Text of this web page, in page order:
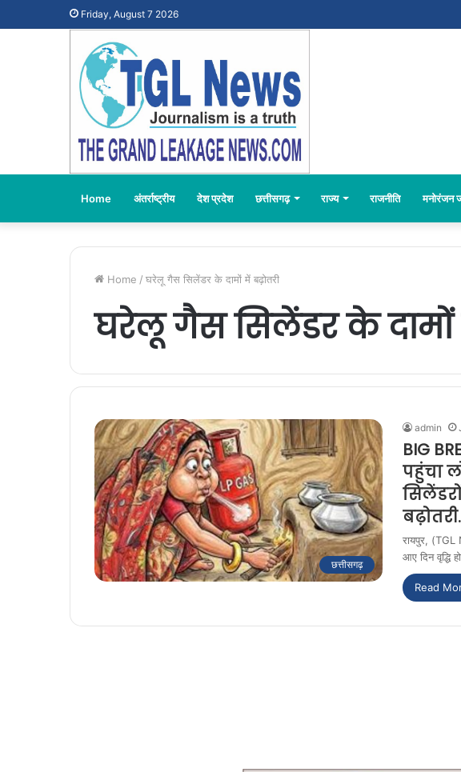
Friday, August 7 2026
Home अंतर्राष्ट्रीय देश प्रदेश छत्तीसगढ़ राज्य राजनीति मनोरंजन
Home / घरेलू गैस सिलेंडर के दामों में बढ़ोतरी
घरेलू गैस सिलेंडर के दामों
छत्तीसगढ़
admin
BIG
पहुंचा
रायपुर, (TGL
आए दिन वृद्धि
Read